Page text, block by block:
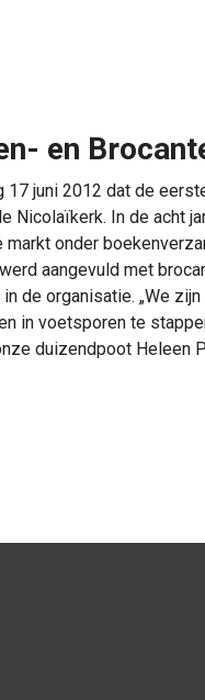
en
17 juni 2012 dat de
Nicolaïkerk. In de acht
onder
aangevuld met
de organisatie. „We
in voetsporen te
duizendpoot Heleen